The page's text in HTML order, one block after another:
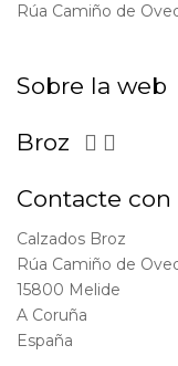
Rúa Camiño de
Sobre la web
Broz  
Contacte con
Calzados Broz
Rúa Camiño de
15800 Melide
A Coruña
España